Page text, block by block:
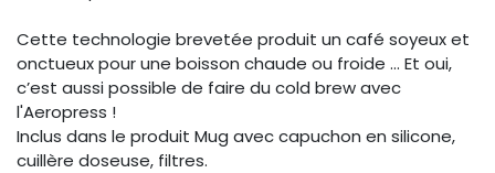
Cette technologie brevetée produit un café soyeux et
onctueux pour une boisson chaude ou froide ... Et oui,
c’est aussi possible de faire du cold brew avec
l'Aeropress !
Inclus dans le produit Mug avec capuchon en silicone,
cuillère doseuse, filtres.